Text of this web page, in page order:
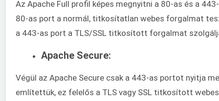
Az Apache Full profil képes megnyitni a 80-as és a
80-as port a normál, titkosítatlan webes forgalmat
a 443-as port a TLS/SSL titkosított forgalmat
Apache Secure:
Végül az Apache Secure csak a 443-as portot nyitja
említettük, ez felelős a TLS vagy SSL titkosított